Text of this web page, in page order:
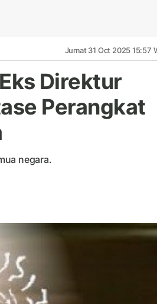
Jumat 31 Oct 2025 15:57
Direktur
Perangkat
negara.